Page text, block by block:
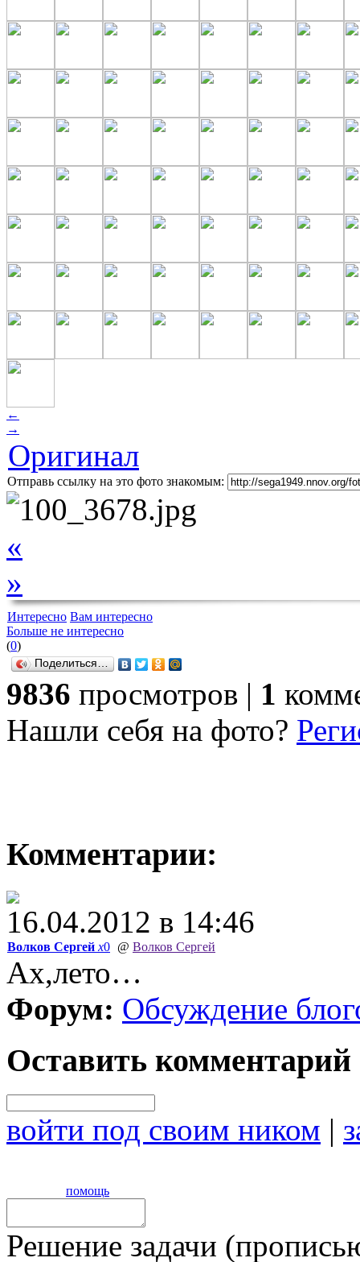
←
→
Оригинал
Отправь ссылку на это фото знакомым:
«
»
Интересно Вам интересно
Больше не интересно
(0)
Поделиться…
9836 просмотров | 1
Нашли себя на фото?
Комментарии:
16.04.2012 в 14:46
Волков Сергей x0 @ Волков Сергей
Ах,лето…
Форум: Обсуждение
Оставить комментарий
войти под своим ником |
помощь
Решение задачи